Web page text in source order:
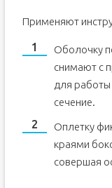
Применяют
Оболочку
снимают с
для
сечение.
Оплетку
краями
совершая